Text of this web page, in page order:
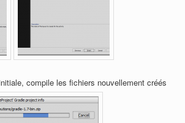
compile les fichiers nouvellement créés